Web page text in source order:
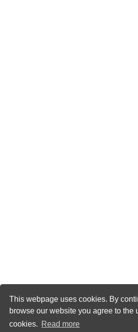
This webpage uses cookies. By
browse our website you agree to the
cookies. Read more